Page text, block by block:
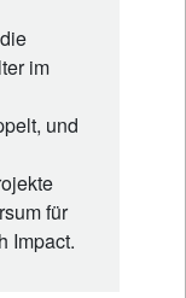
im
und
für
Impact.